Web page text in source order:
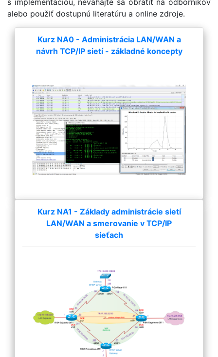
alebo použiť dostupnú literatúru a online zdroje.
Kurz NA0 - Administrácia LAN/WAN a
návrh TCP/IP sietí - základné koncepty
Kurz NA1 - Základy administrácie sietí
LAN/WAN a smerovanie v TCP/IP
sieťach